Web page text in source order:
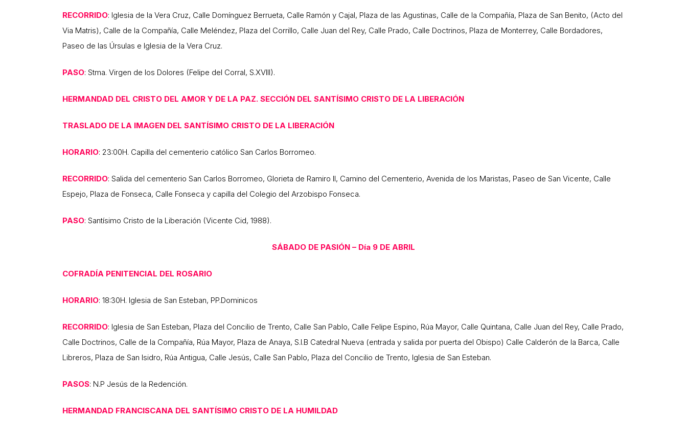
RECORRIDO: Iglesia de la Vera Cruz, Calle Domínguez Berrueta, Calle Ramón y Cajal, Plaza de las Agustinas, Calle de la Compañía, Plaza de San Benito, (Acto del
Via Matris), Calle de la Compañía, Calle Meléndez, Plaza del Corrillo, Calle Juan del Rey, Calle Prado, Calle Doctrinos, Plaza de Monterrey, Calle Bordadores,
Paseo de las Úrsulas e Iglesia de la Vera Cruz.
PASO: Stma. Virgen de los Dolores (Felipe del Corral, S.XVIII).
HERMANDAD DEL CRISTO DEL AMOR Y DE LA PAZ. SECCIÓN DEL SANTÍSIMO CRISTO DE LA LIBERACIÓN
TRASLADO DE LA IMAGEN DEL SANTÍSIMO CRISTO DE LA LIBERACIÓN
HORARIO: 23:00H. Capilla del cementerio católico San Carlos Borromeo.
RECORRIDO: Salida del cementerio San Carlos Borromeo, Glorieta de Ramiro II, Camino del Cementerio, Avenida de los Maristas, Paseo de San Vicente, Calle
Espejo, Plaza de Fonseca, Calle Fonseca y capilla del Colegio del Arzobispo Fonseca.
PASO: Santísimo Cristo de la Liberación (Vicente Cid, 1988).
SÁBADO DE PASIÓN – Día 9 DE ABRIL
COFRADÍA PENITENCIAL DEL ROSARIO
HORARIO: 18:30H. Iglesia de San Esteban, PP.Dominicos
RECORRIDO: Iglesia de San Esteban, Plaza del Concilio de Trento, Calle San Pablo, Calle Felipe Espino, Rúa Mayor, Calle Quintana, Calle Juan del Rey, Calle Prado,
Calle Doctrinos, Calle de la Compañía, Rúa Mayor, Plaza de Anaya, S.I.B Catedral Nueva (entrada y salida por puerta del Obispo) Calle Calderón de la Barca, Calle
Libreros, Plaza de San Isidro, Rúa Antigua, Calle Jesús, Calle San Pablo, Plaza del Concilio de Trento, Iglesia de San Esteban.
PASOS: N.P Jesús de la Redención.
HERMANDAD FRANCISCANA DEL SANTÍSIMO CRISTO DE LA HUMILDAD